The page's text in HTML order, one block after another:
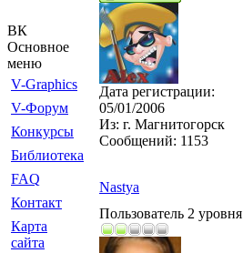
ВК
Основное
меню
V-Graphics
V-Форум
Конкурсы
Библиотека
FAQ
Контакт
Карта
сайта
Дата регистрации:
05/01/2006
Из: г. Магнитогорск
Сообщений: 1153
Nastya
Пользователь 2 уровня